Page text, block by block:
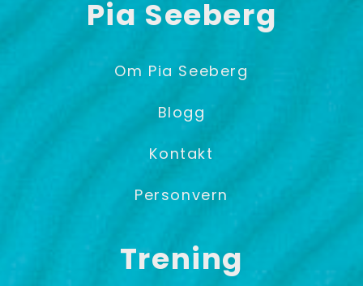
Pia Seeberg
Om Pia Seeberg
Blogg
Kontakt
Personvern
Trening